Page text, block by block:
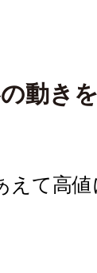
動き
えて高